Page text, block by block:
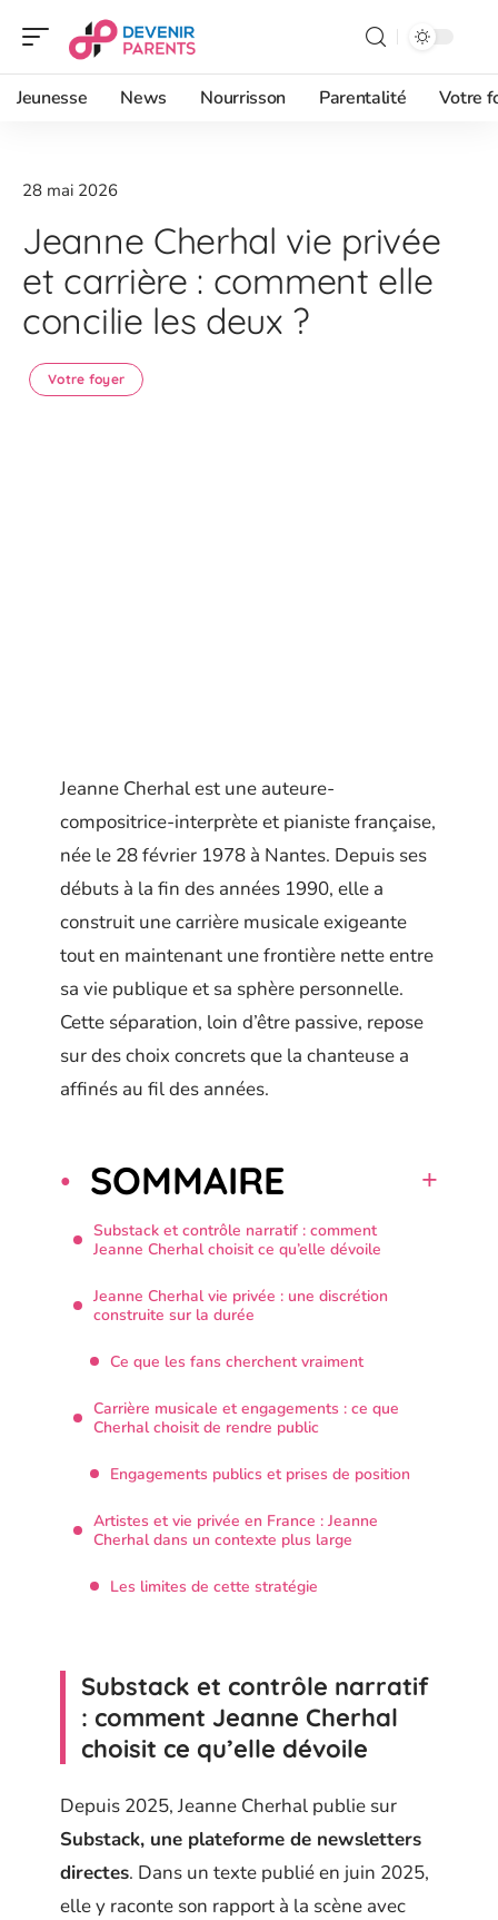
Jeunesse News Nourrisson Parentalité Votre
28 mai 2026
Jeanne Cherhal vie privée
et carrière : comment elle
concilie les deux ?
Votre foyer
Jeanne Cherhal est une auteure-
compositrice-interprète et pianiste française,
née le 28 février 1978 à Nantes. Depuis ses
débuts à la fin des années 1990, elle a
construit une carrière musicale exigeante
tout en maintenant une frontière nette entre
sa vie publique et sa sphère personnelle.
Cette séparation, loin d’être passive, repose
sur des choix concrets que la chanteuse a
affinés au fil des années.
SOMMAIRE
Substack et contrôle narratif : comment
Jeanne Cherhal choisit ce qu’elle dévoile
Jeanne Cherhal vie privée : une discrétion
construite sur la durée
Ce que les fans cherchent vraiment
Carrière musicale et engagements : ce que
Cherhal choisit de rendre public
Engagements publics et prises de position
Artistes et vie privée en France : Jeanne
Cherhal dans un contexte plus large
Les limites de cette stratégie
Substack et contrôle narratif
: comment Jeanne Cherhal
choisit ce qu’elle dévoile
Depuis 2025, Jeanne Cherhal publie sur
Substack, une plateforme de newsletters
directes. Dans un texte publié en juin 2025,
elle y raconte son rapport à la scène avec